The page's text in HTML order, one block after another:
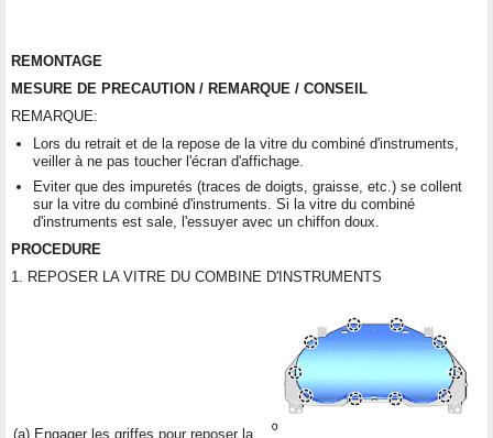
REMONTAGE
MESURE DE PRECAUTION / REMARQUE / CONSEIL
REMARQUE:
Lors du retrait et de la repose de la vitre du combiné d'instruments,
veiller à ne pas toucher l'écran d'affichage.
Eviter que des impuretés (traces de doigts, graisse, etc.) se collent
sur la vitre du combiné d'instruments. Si la vitre du combiné
d'instruments est sale, l'essuyer avec un chiffon doux.
PROCEDURE
1. REPOSER LA VITRE DU COMBINE D'INSTRUMENTS
(a) Engager les griffes pour reposer la